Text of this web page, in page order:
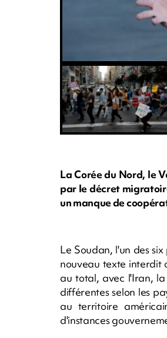
La Corée du Nord, le
par le décret
un manque de
Le Soudan, l'un des
nouveau texte interdit
au total, avec l'Iran, la
différentes selon les
au territoire
d'instances